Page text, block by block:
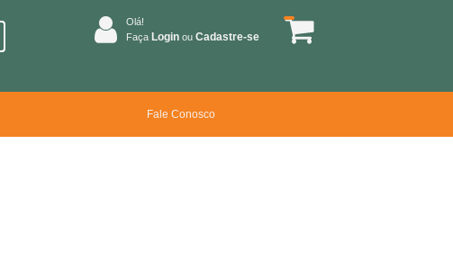
Olá!
Faça Login ou Cadastre-se
Fale Conosco